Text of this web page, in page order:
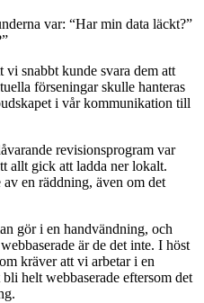
var: “Har min data läckt?”
snabbt kunde svara dem att
förseningar skulle hanteras
i vår kommunikation till
revisionsprogram var
allt gick att ladda ner lokalt.
en räddning, även om det
gör i en handvändning, och
är de det inte. I höst
kräver att vi arbetar i en
helt webbaserade eftersom det